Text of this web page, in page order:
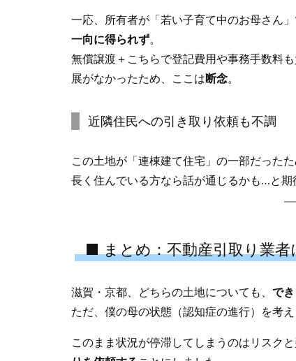
一応、所有者が「若い子育て中のお母さん
一向に得られず。
無償譲渡＋こちらで登記費用や事務手数料
展がなかったため、ここは断念。
近隣住民への引き取り依頼も不調
この土地が「連棟建て住宅」の一部だったた
長く住んでいる方なら話が通じるかも…と期
■ まとめ：不動産引取り業者
滋賀・京都、どちらの土地についても、 で
ただ、僕の母の状態（認知症の進行）を考え
このまま状況が停滞してしまうのはリスク